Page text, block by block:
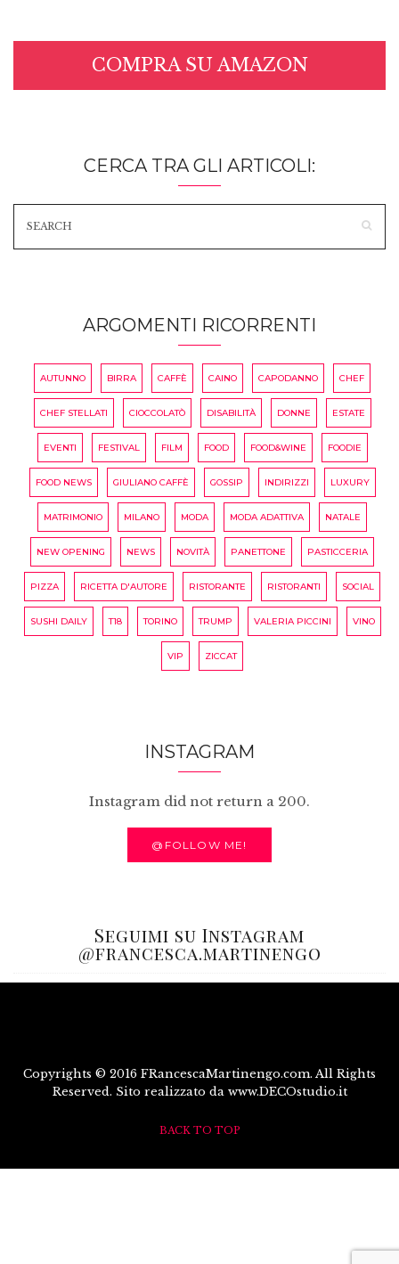
COMPRA SU AMAZON
CERCA TRA GLI ARTICOLI:
ARGOMENTI RICORRENTI
AUTUNNO BIRRA CAFFÈ CAINO CAPODANNO CHEF
CHEF STELLATI CIOCCOLATÒ DISABILITÀ DONNE ESTATE
EVENTI FESTIVAL FILM FOOD FOOD&WINE FOODIE
FOOD NEWS GIULIANO CAFFÈ GOSSIP INDIRIZZI LUXURY
MATRIMONIO MILANO MODA MODA ADATTIVA NATALE
NEW OPENING NEWS NOVITÀ PANETTONE PASTICCERIA
PIZZA RICETTA D'AUTORE RISTORANTE RISTORANTI SOCIAL
SUSHI DAILY T18 TORINO TRUMP VALERIA PICCINI VINO
VIP ZICCAT
INSTAGRAM
Instagram did not return a 200.
@FOLLOW ME!
Seguimi su Instagram
@francesca.martinengo
Copyrights © 2016 FRancescaMartinengo.com. All Rights
Reserved. Sito realizzato da www.DECOstudio.it
BACK TO TOP